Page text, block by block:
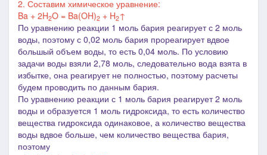
2. Составим химическое уравнение:
Ba + 2H2O = Ba(OH)2 + H2↑
По уравнению реакции 1 моль бария реагирует с 2 моль
воды, поэтому с 0,02 моль бария прореагирует вдвое
большый объем воды, то есть 0,04 моль. По условию
задачи воды взяли 2,78 моль, следовательно вода взята в
избытке, она реагирует не полностью, поэтому расчеты
будем проводить по данным бария.
По уравнению реакции с 1 моль бария реагирует 2 моль
воды и образуется 1 моль гидроксида, то есть количество
вещества гидроксида одинаковое, а количество вещества
воды вдвое больше, чем количество вещества бария,
поэтому